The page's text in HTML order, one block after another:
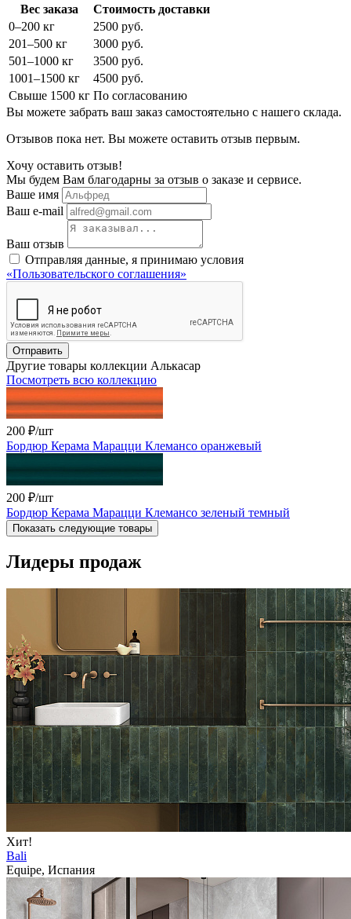
Вес заказа
Стоимость доставки
0–200 кг
2500 руб.
201–500 кг
3000 руб.
501–1000 кг
3500 руб.
1001–1500 кг
4500 руб.
Свыше 1500 кг По согласованию
Вы можете забрать ваш заказ самостоятельно с нашего склада.
Отзывов пока нет. Вы можете оставить отзыв первым.
Хочу оставить отзыв!
Мы будем Вам благодарны за отзыв о заказе и сервисе.
Ваше имя
Ваш e-mail
Ваш отзыв
Отправляя данные, я принимаю условия
«Пользовательского соглашения»
Отправить
Другие товары коллекции Алькасар
Посмотреть всю коллекцию
200 ₽/шт
Бордюр Керама Марацци Клемансо оранжевый
200 ₽/шт
Бордюр Керама Марацци Клемансо зеленый темный
Показать следующие товары
Лидеры продаж
Хит!
Bali
Equipe, Испания